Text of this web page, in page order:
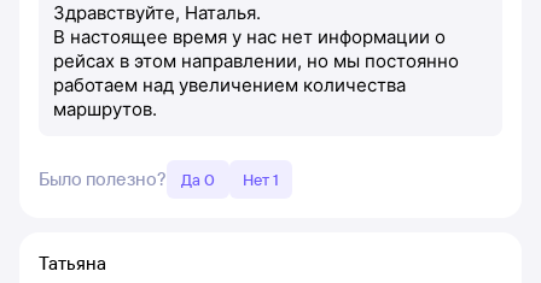
Здравствуйте, Наталья.
В настоящее время у нас нет информации о
рейсах в этом направлении, но мы постоянно
работаем над увеличением количества
маршрутов.
Было полезно? Да 0 Нет 1
Татьяна